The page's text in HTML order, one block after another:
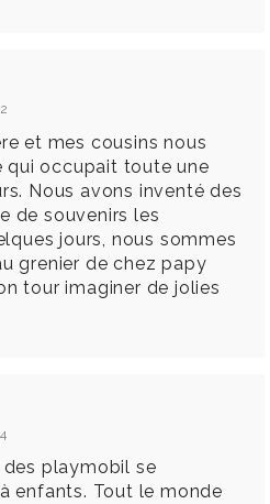
et mes cousins nous
qui occupait toute une
Nous avons inventé des
de souvenirs les
jours, nous sommes
grenier de chez papy
tour imaginer de jolies
des playmobil se
enfants. Tout le monde